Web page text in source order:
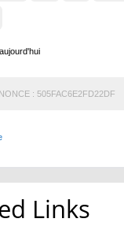
: 505FAC6E2FD22DF
Links